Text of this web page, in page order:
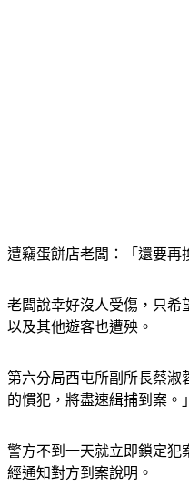
遭竊蛋餅店老闆：「還要再
老闆說幸好沒人受傷，只希
以及其他遊客也遭殃。
第六分局西屯所副所長蔡淑
的慣犯，將盡速緝捕到案。」
警方不到一天就立即鎖定犯
經通知對方到案說明。